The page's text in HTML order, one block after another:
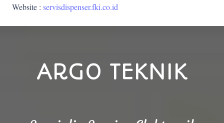
Website : servisdispenser.fki.co.id
ARGO TEKNIK